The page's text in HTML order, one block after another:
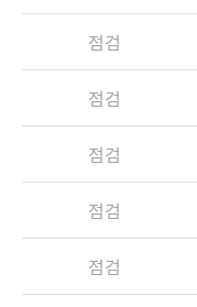
점검
점검
점검
점검
점검